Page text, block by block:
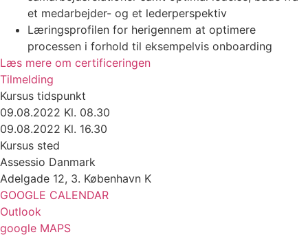
et medarbejder- og et lederperspektiv
Læringsprofilen for herigennem at optimere
processen i forhold til eksempelvis onboarding
Læs mere om certificeringen
Tilmelding
Kursus tidspunkt
09.08.2022 Kl. 08.30
09.08.2022 Kl. 16.30
Kursus sted
Assessio Danmark
Adelgade 12, 3. København K
GOOGLE CALENDAR
Outlook
google MAPS